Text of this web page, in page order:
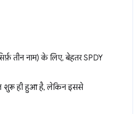
तीन नाम) के लिए, बेहतर SPDY
शुरू ही हुआ है, लेकिन इससे